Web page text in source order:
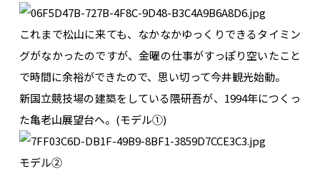
これまで松山に来ても、なかなかゆっくりできるタイミン
グがなかったのですが、金曜の仕事がすっぽり空いたこと
で時間に余裕ができたので、思い切って今井観光始動。
新国立競技場の建築をしている隈研吾が、1994年につくっ
た亀老山展望台へ。(モデル①)
モデル②